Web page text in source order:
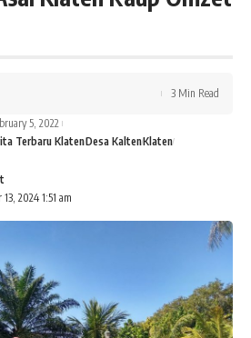
2024 1:51 am
5, 2022
Terbaru KlatenDesa KaltenKlaten
3 Min Read